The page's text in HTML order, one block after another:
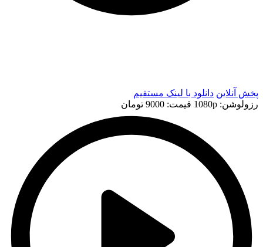
پخش آنلاین دانلود با لينک مستقيم
رزولوشن: 1080p
قيمت: 9000 تومان